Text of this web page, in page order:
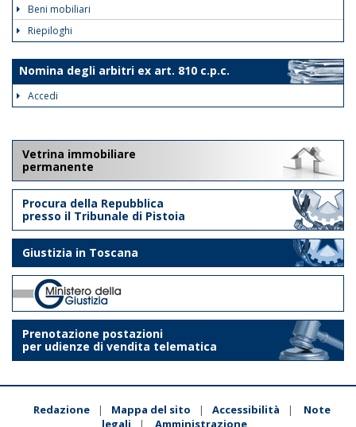
Beni mobiliari
Riepiloghi
Nomina degli arbitri ex art. 810 c.p.c.
Accedi
Vetrina immobiliare
permanente
Procura della Repubblica
presso il Tribunale di Pistoia
Giustizia in Toscana
Prenotazione postazioni
per udienze di vendita telematica
Redazione | Mappa del sito | Accessibilità |
Note
legali
| Amministrazione